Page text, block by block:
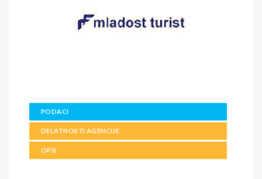
PODACI
DELATNOSTI AGENCIJE
OPIS